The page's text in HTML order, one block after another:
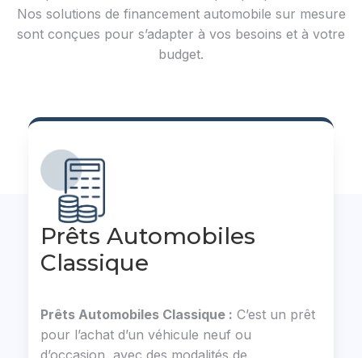
Nos solutions de financement automobile sur mesure
sont conçues pour s’adapter à vos besoins et à votre
budget.
Prêts Automobiles
Classique
Prêts Automobiles Classique : C’est un prêt
pour l’achat d’un véhicule neuf ou